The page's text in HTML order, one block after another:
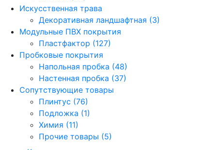
Искусственная трава
Декоративная ландшафтная (3)
Модульные ПВХ покрытия
Пластфактор (127)
Пробковые покрытия
Напольная пробка (48)
Настенная пробка (37)
Сопутствующие товары
Плинтус (76)
Подложка (1)
Химия (11)
Прочие товары (5)